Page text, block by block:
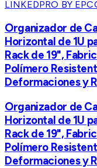
LINKEDPRO BY
Organizador de
Horizontal de 1U
Rack de 19",
Polímero
Deformaciones y
Organizador de
Horizontal de 1U
Rack de 19",
Polímero
Deformaciones y